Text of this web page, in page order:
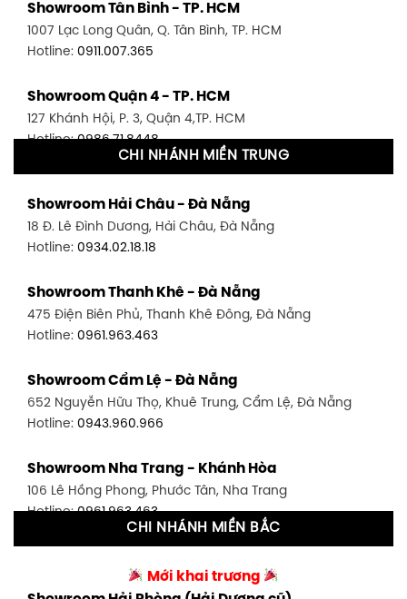
Showroom Tân Bình - TP. HCM
1007 Lạc Long Quân, Q. Tân Bình, TP. HCM
Hotline: 0911.007.365
Showroom Quận 4 - TP. HCM
127 Khánh Hội, P. 3, Quận 4,TP. HCM
Hotline:0986.71.8448
1411 Đường 3/2, P. 16, Quận 11, TP. HCM
Hotline:0906.256.759
1448 Huỳnh Tấn Phát, Phú Thuận, Quận 7, TP HCM
Hotline:0946.480.580
348 Đ. Bạch Đằng, P. 14, Bình Thạnh, TP HCM
Hotline:0902.716.230
591 Hoàng Văn Thụ, P. 4, Tân Bình, TP HCM
Hotline:0906.256.759
0986.71.8448
CHI NHÁNH MIỀN TRUNG
Showroom Hải Châu - Đà Nẵng
18 Đ. Lê Đình Dương, Hải Châu, Đà Nẵng
Hotline: 0934.02.18.18
Showroom Thanh Khê - Đà Nẵng
475 Điện Biên Phủ, Thanh Khê Đông, Đà Nẵng
Hotline: 0961.963.463
Showroom Cẩm Lệ - Đà Nẵng
652 Nguyễn Hữu Thọ, Khuê Trung, Cẩm Lệ, Đà Nẵng
Hotline: 0943.960.966
Showroom Nha Trang - Khánh Hòa
106 Lê Hồng Phong, Phước Tân, Nha Trang
Hotline:0961.963.463
27-29 Nguyễn Sỹ Sách, Hưng Bình, TP Vinh, Nghệ An
CHI NHÁNH MIỀN BẮC
Mới khai trương